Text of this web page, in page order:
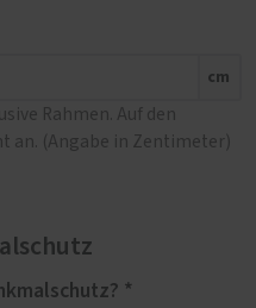
cm
Rahmen. Auf den
an. (Angabe in Zentimeter)
*